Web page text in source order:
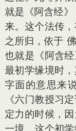
就是《阿含经
来。这个法传
之所归，依于
也就是《阿含
最初学缘境时
字面的意思来
《六门教授习
定力的时候，
一境。这个初